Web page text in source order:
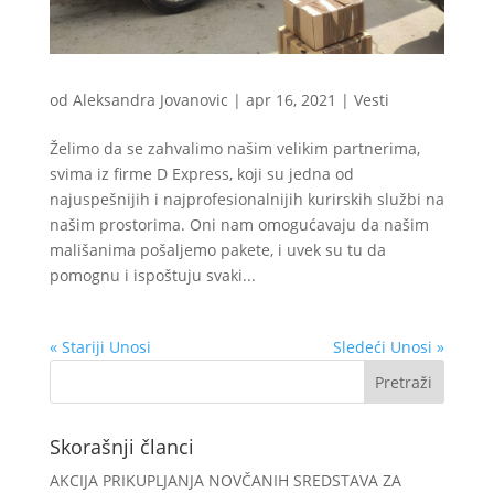
od Aleksandra Jovanovic | apr 16, 2021 | Vesti
Želimo da se zahvalimo našim velikim partnerima,
svima iz firme D Express, koji su jedna od
najuspešnijih i najprofesionalnijih kurirskih službi na
našim prostorima. Oni nam omogućavaju da našim
mališanima pošaljemo pakete, i uvek su tu da
pomognu i ispoštuju svaki...
« Stariji Unosi Sledeći Unosi »
Skorašnji članci
AKCIJA PRIKUPLJANJA NOVČANIH SREDSTAVA ZA